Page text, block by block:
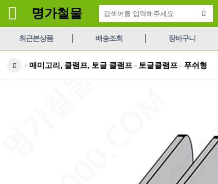
명가철물
최근본상품 배송조회 장바구니
> 매미고리, 클램프, 토글 클램프 > 토글클램프 > 푸쉬형